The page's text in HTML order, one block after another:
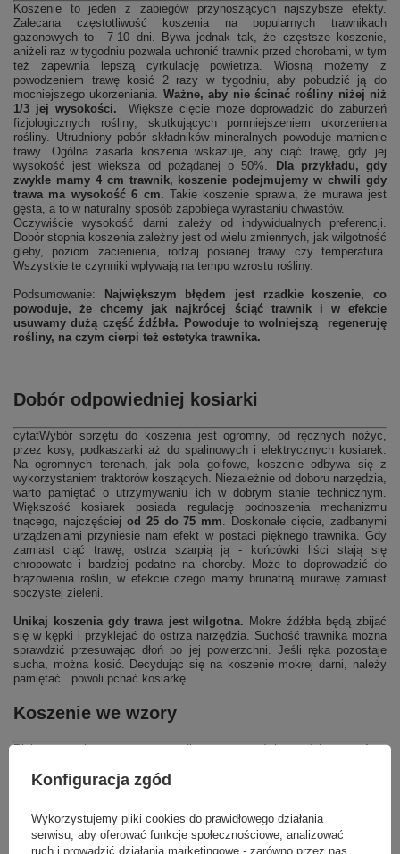
Koszenie to jeden z zabiegów przynoszących najszybsze efekty.
Zalecana częstotliwość koszenia na popularnych trawnikach
gazonowych to 7-10 dni. Bywa jednak tak, że częstsze koszenie,
aniżeli raz w tygodniu pozwala uchronić trawnik przed chorobami, w tym
też zapewnia lepszą cyrkulację powietrza. Wiosną możemy z
powodzeniem trawę kosić 2 razy w tygodniu, aby pobudzić ją do
mocniejszego ukorzeniania. Ważne, aby nie ścinać rośliny niżej niż
1/3 jej wysokości.
Większe cięcie może doprowadzić do zaburzeń
fizjologicznych rośliny, skutkujących pomniejszeniem ukorzenienia
rośliny. Utrudniony pobór składników mineralnych powoduje marnienie
trawy. Ogólna zasada koszenia wskazuje, aby ciąć trawę, gdy jej
wysokość jest większa od pożądanej o 50%. Dla przykładu, gdy
zwykle mamy 4 cm trawnik, koszenie podejmujemy w chwili gdy
trawa ma wysokość 6 cm. Takie koszenie sprawia, że murawa jest
gęsta, a to w naturalny sposób zapobiega wyrastaniu chwastów.
Oczywiście wysokość darni zależy od indywidualnych preferencji.
Dobór stopnia koszenia zależny jest od wielu zmiennych, jak wilgotność
gleby, poziom zacienienia, rodzaj posianej trawy czy temperatura.
Wszystkie te czynniki wpływają na tempo wzrostu rośliny.
Podsumowanie: Największym błędem jest rzadkie koszenie, co
powoduje, że chcemy jak najkrócej ściąć trawnik i w efekcie
usuwamy dużą część źdźbła. Powoduje to wolniejszą regeneruję
rośliny, na czym cierpi też estetyka trawnika.
Dobór odpowiedniej kosiarki
cytatWybór sprzętu do koszenia jest ogromny, od ręcznych nożyc,
przez kosy, podkaszarki aż do spalinowych i elektrycznych kosiarek.
Na ogromnych terenach, jak pola golfowe, koszenie odbywa się z
wykorzystaniem traktorów koszących. Niezależnie od doboru narzędzia,
warto pamiętać o utrzymywaniu ich w dobrym stanie technicznym.
Większość kosiarek posiada regulację podnoszenia mechanizmu
tnącego, najczęściej od 25 do 75 mm . Doskonałe cięcie, zadbanymi
urządzeniami przyniesie nam efekt w postaci pięknego trawnika. Gdy
zamiast ciąć trawę, ostrza szarpią ją - końcówki liści stają się
chropowate i bardziej podatne na choroby. Może to doprowadzić do
brązowienia roślin, w efekcie czego mamy brunatną murawę zamiast
soczystej zieleni.
Unikaj koszenia gdy trawa jest wilgotna. Mokre źdźbła będą zbijać
się w kępki i przyklejać do ostrza narzędzia. Suchość trawnika można
sprawdzić przesuwając dłoń po jej powierzchni. Jeśli ręka pozostaje
sucha, można kosić. Decydując się na koszenie mokrej darni, należy
pamiętać powoli pchać kosiarkę.
Koszenie we wzory
Piękne szachownice na trawniku z pewnością podniosąwalory
boiskowe i pola golfowe. Najefektywniej osiąga się je za pomocą walca,
pchając go po darni w jednym kierunku. Wzory można wykonać również
zmianie kierunku przy kolejnym koszeniu, aby trawa była przycinana
równomiernie. Przeciwdziała to ubijaniu gleby i nie pozwala rosnąć
trawie zawsze w jednym kierunku.products
Konfiguracja zgód
Wykorzystujemy pliki cookies do prawidłowego działania
serwisu, aby oferować funkcje społecznościowe, analizować
ruch i prowadzić działania marketingowe - zarówno przez nas,